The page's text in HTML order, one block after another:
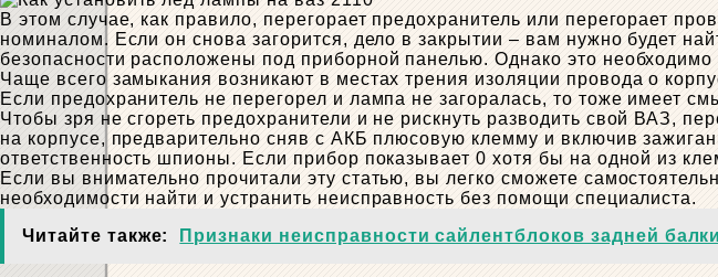
В этом случае, как правило, перегорает предохранитель или перегорает
номиналом. Если он снова загорится, дело в закрытии – вам нужно будет
безопасности расположены под приборной панелью. Однако это необходимо
Чаще всего замыкания возникают в местах трения изоляции провода о
Если предохранитель не перегорел и лампа не загоралась, то тоже имеет
Чтобы зря не сгореть предохранители и не рискнуть разводить свой ВАЗ,
на корпусе, предварительно сняв с АКБ плюсовую клемму и включив
ответственность шпионы. Если прибор показывает 0 хотя бы на одной из
Если вы внимательно прочитали эту статью, вы легко сможете
необходимости найти и устранить неисправность без помощи специалиста.
Читайте также:
Признаки неисправности сайлентблоков задней балки